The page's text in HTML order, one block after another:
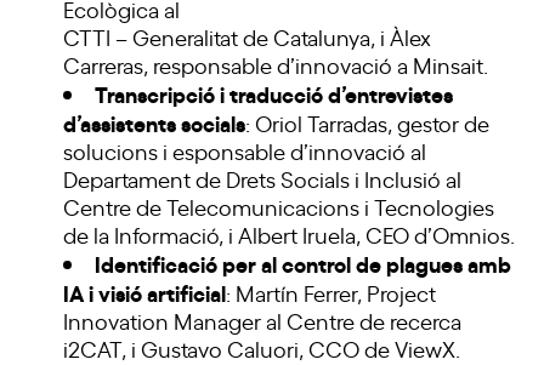
Ecològica al
CTTI – Generalitat de Catalunya, i Àlex
Carreras, responsable d’innovació a Minsait.
Transcripció i traducció d’entrevistes
d’assistents socials: Oriol Tarradas, gestor de
solucions i esponsable d’innovació al
Departament de Drets Socials i Inclusió al
Centre de Telecomunicacions i Tecnologies
de la Informació, i Albert Iruela, CEO d’Omnios.
Identificació per al control de plagues amb
IA i visió artificial: Martín Ferrer, Project
Innovation Manager al Centre de recerca
i2CAT, i Gustavo Caluori, CCO de ViewX.